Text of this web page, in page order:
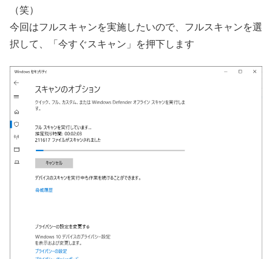
（笑）
今回はフルスキャンを実施したいので、フルスキャンを選
択して、「今すぐスキャン」を押下します